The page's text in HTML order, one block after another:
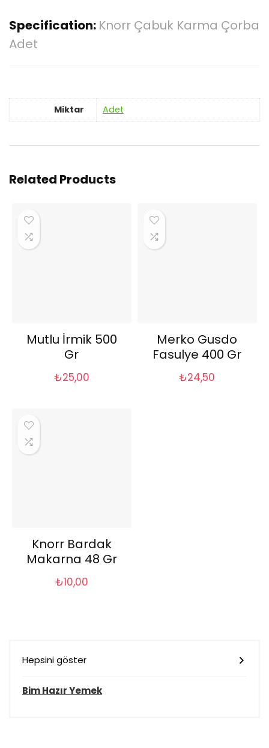
Specification: Knorr Çabuk Karma Çorba
Adet
Miktar Adet
Related Products
Mutlu İrmik 500
Gr
₺25,00
Merko Gusdo
Fasulye 400 Gr
₺24,50
Knorr Bardak
Makarna 48 Gr
₺10,00
Hepsini göster
Bim Hazır Yemek